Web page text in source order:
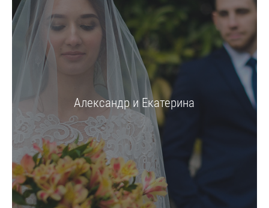
Александр и Екатерина